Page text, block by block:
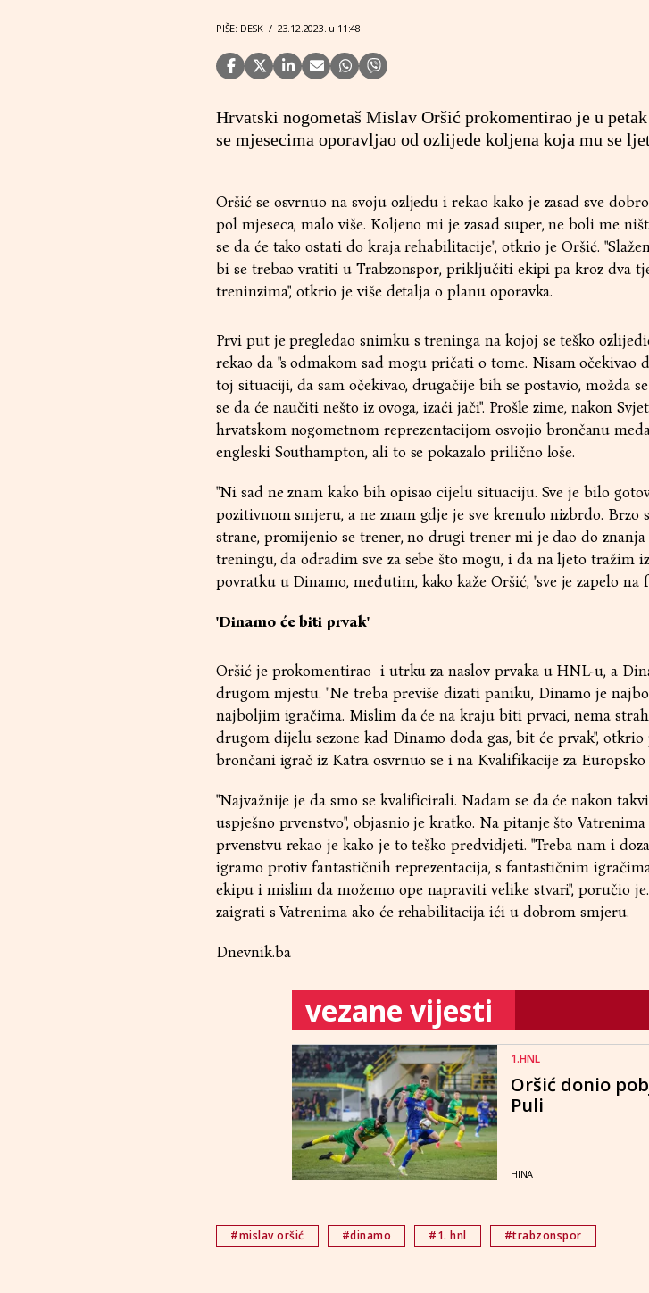
PIŠE: DESK / 23.12.2023. u 11:48
Hrvatski nogometaš Mislav Oršić prokomentirao je u
se mjesecima oporavljao od ozlijede koljena koja mu se
Oršić se osvrnuo na svoju ozljedu i rekao kako je zasad sve
pol mjeseca, malo više. Koljeno mi je zasad super, ne boli me
se da će tako ostati do kraja rehabilitacije", otkrio je Oršić.
bi se trebao vratiti u Trabzonspor, priključiti ekipi pa kroz dva
treninzima", otkrio je više detalja o planu oporavka.
Prvi put je pregledao snimku s treninga na kojoj se teško
rekao da "s odmakom sad mogu pričati o tome. Nisam
toj situaciji, da sam očekivao, drugačije bih se postavio, možda
se da će naučiti nešto iz ovoga, izaći jači". Prošle zime, nakon
hrvatskom nogometnom reprezentacijom osvojio brončanu
engleski Southampton, ali to se pokazalo prilično loše.
"Ni sad ne znam kako bih opisao cijelu situaciju. Sve je bilo
pozitivnom smjeru, a ne znam gdje je sve krenulo nizbrdo. Brzo
strane, promijenio se trener, no drugi trener mi je dao do znanja
treningu, da odradim sve za sebe što mogu, i da na ljeto tražim
povratku u Dinamo, međutim, kako kaže Oršić, "sve je zapelo na
'Dinamo će biti prvak'
Oršić je prokomentirao i utrku za naslov prvaka u HNL-u, a
drugom mjestu. "Ne treba previše dizati paniku, Dinamo je
najboljim igračima. Mislim da će na kraju biti prvaci, nema
drugom dijelu sezone kad Dinamo doda gas, bit će prvak",
brončani igrač iz Katra osvrnuo se i na Kvalifikacije za
"Najvažnije je da smo se kvalificirali. Nadam se da će nakon
uspješno prvenstvo", objasnio je kratko. Na pitanje što
prvenstvu rekao je kako je to teško predvidjeti. "Treba nam i
igramo protiv fantastičnih reprezentacija, s fantastičnim
ekipu i mislim da možemo ope napraviti velike stvari", poručio
zaigrati s Vatrenima ako će rehabilitacija ići u dobrom smjeru.
Dnevnik.ba
vezane vijesti
1.HNL
Oršić donio
Puli
HINA
#mislav oršić #dinamo #1. hnl #trabzonspor